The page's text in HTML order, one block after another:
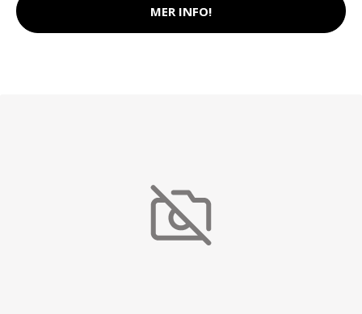
MER INFO!